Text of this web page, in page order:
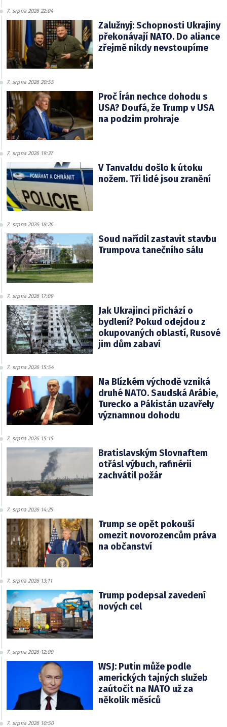
7. srpna 2026 22:04
Zalužnyj: Schopnosti Ukrajiny
překonávají NATO. Do aliance
zřejmě nikdy nevstoupíme
7. srpna 2026 20:55
Proč Írán nechce dohodu s
USA? Doufá, že Trump v USA
na podzim prohraje
7. srpna 2026 19:37
V Tanvaldu došlo k útoku
nožem. Tři lidé jsou zranění
7. srpna 2026 18:26
Soud nařídil zastavit stavbu
Trumpova tanečního sálu
7. srpna 2026 17:09
Jak Ukrajinci přichází o
bydlení? Pokud odejdou z
okupovaných oblastí, Rusové
jim dům zabaví
7. srpna 2026 15:54
Na Blízkém východě vzniká
druhé NATO. Saudská Arábie,
Turecko a Pákistán uzavřely
významnou dohodu
7. srpna 2026 15:15
Bratislavským Slovnaftem
otřásl výbuch, rafinérii
zachvátil požár
7. srpna 2026 14:25
Trump se opět pokouší
omezit novorozencům práva
na občanství
7. srpna 2026 13:11
Trump podepsal zavedení
nových cel
7. srpna 2026 12:00
WSJ: Putin může podle
amerických tajných služeb
zaútočit na NATO už za
několik měsíců
7. srpna 2026 10:50